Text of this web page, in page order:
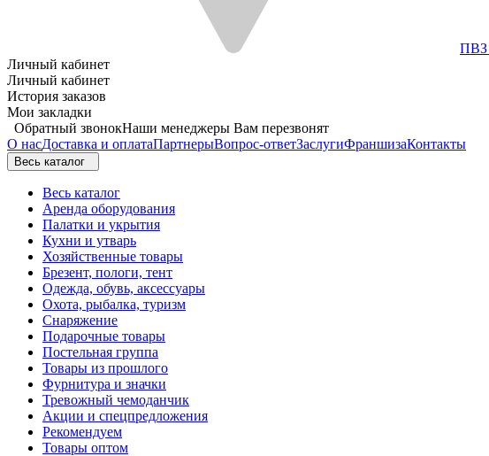
ПВЗ
Личный кабинет
Личный кабинет
История заказов
Мои закладки
Обратный звонокНаши менеджеры Вам перезвонят
О насДоставка и оплатаПартнерыВопрос-ответЗаслугиФраншизаКонтакты
Весь каталог
Весь каталог
Аренда оборудования
Палатки и укрытия
Кухни и утварь
Хозяйственные товары
Брезент, пологи, тент
Одежда, обувь, аксессуары
Охота, рыбалка, туризм
Снаряжение
Подарочные товары
Постельная группа
Товары из прошлого
Фурнитура и значки
Тревожный чемоданчик
Акции и спецпредложения
Рекомендуем
Товары оптом